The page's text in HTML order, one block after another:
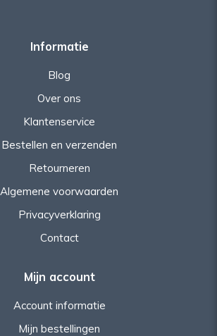
Informatie
Blog
Over ons
Klantenservice
Bestellen en verzenden
Retourneren
Algemene voorwaarden
Privacyverklaring
Contact
Mijn account
Account informatie
Mijn bestellingen